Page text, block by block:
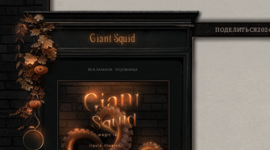
ПОДЕЛИТЬСЯ
Giant Squid
РЕКЛАМНОЕ ЧУДОВИЩЕ